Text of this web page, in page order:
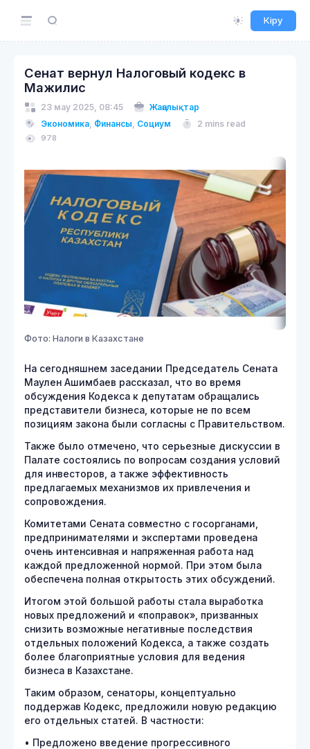
Кіру
Сенат вернул Налоговый кодекс в
Мажилис
23 мау 2025, 08:45
Жаңалықтар
Экономика, Финансы, Социум 2 mins read
978
Фото: Налоги в Казахстане
На сегодняшнем заседании Председатель Сената
Маулен Ашимбаев рассказал, что во время
обсуждения Кодекса к депутатам обращались
представители бизнеса, которые не по всем
позициям закона были согласны с Правительством.
Также было отмечено, что серьезные дискуссии в
Палате состоялись по вопросам создания условий
для инвесторов, а также эффективность
предлагаемых механизмов их привлечения и
сопровождения.
Комитетами Сената совместно с госорганами,
предпринимателями и экспертами проведена
очень интенсивная и напряженная работа над
каждой предложенной нормой. При этом была
обеспечена полная открытость этих обсуждений.
Итогом этой большой работы стала выработка
новых предложений и «поправок», призванных
снизить возможные негативные последствия
отдельных положений Кодекса, а также создать
более благоприятные условия для ведения
бизнеса в Казахстане.
Таким образом, сенаторы, концептуально
поддержав Кодекс, предложили новую редакцию
его отдельных статей. В частности:
• Предложено введение прогрессивного